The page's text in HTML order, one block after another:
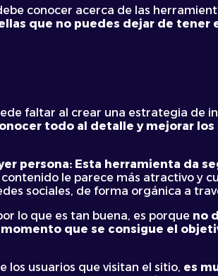
conocer acerca de las
que no puedes dejar de tener
faltar al crear una estrategia de
todo al detalle y mejorar
persona: Esta herramienta da
le parece más atractivo y
sociales, de forma orgánica a
lo que es tan buena, es porque no
que se consigue el
usuarios que visitan el sitio, es